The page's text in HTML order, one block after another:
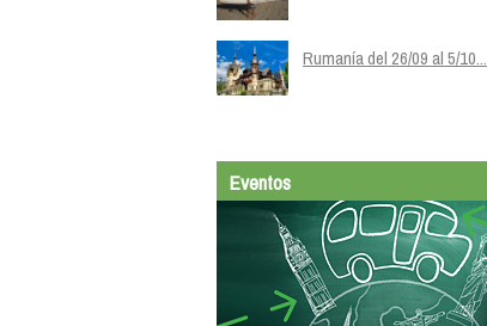
Rumanía del 26/09 al 5/10...
Eventos